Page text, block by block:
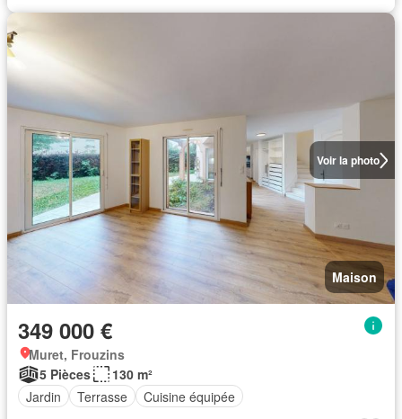
Voir la photo
Maison
349 000 €
Muret, Frouzins
5 Pièces
130 m²
Jardin
Terrasse Cuisine équipée